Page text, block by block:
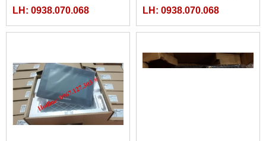
BANNER)
LH: 0938.070.068
LRS-350-12, LRS-350-24,
LH: 0938.070.068